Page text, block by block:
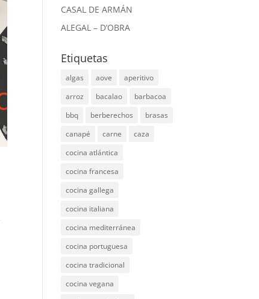
CASAL DE ARMÁN
ALEGAL – D’OBRA
Etiquetas
algas aove
aperitivo
arroz
bacalao
barbacoa
bbq
berberechos
brasas
canapé
carne
caza
cocina atlántica
cocina francesa
cocina gallega
cocina italiana
cocina mediterránea
cocina portuguesa
cocina tradicional
cocina vegana